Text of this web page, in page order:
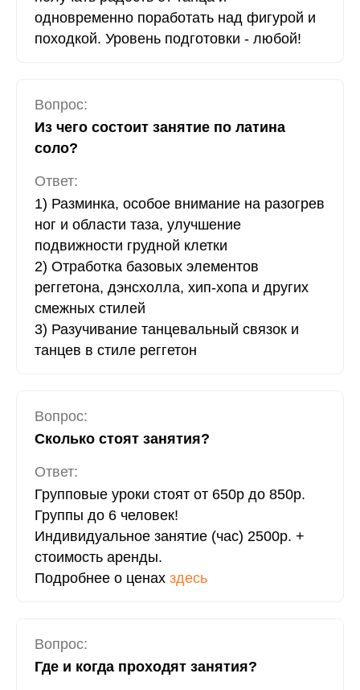
одновременно поработать над фигурой и
походкой. Уровень подготовки - любой!
Вопрос:
Из чего состоит занятие по латина
соло?
Ответ:
1) Разминка, особое внимание на разогрев
ног и области таза, улучшение
подвижности грудной клетки
2) Отработка базовых элементов
реггетона, дэнсхолла, хип-хопа и других
смежных стилей
3) Разучивание танцевальный связок и
танцев в стиле реггетон
Вопрос:
Сколько стоят занятия?
Ответ:
Групповые уроки стоят от 650р до 850р.
Группы до 6 человек!
Индивидуальное занятие (час) 2500р. +
стоимость аренды.
Подробнее о ценах здесь
Вопрос:
Где и когда проходят занятия?